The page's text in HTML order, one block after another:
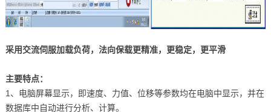
采用交流伺服加载负荷，法向保载更精准，更稳定，更平滑
主要特点：
1、电脑屏幕显示，即速度、力值、位移等参数均在电脑中显示，并在
数据库中自动进行分析、计算。